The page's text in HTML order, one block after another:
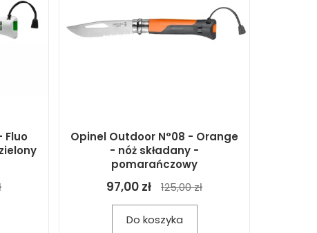
Fluo
Opinel Outdoor N°08 - Orange
- nóż składany -
pomarańczowy
97,00 zł 125,00 zł
Do koszyka